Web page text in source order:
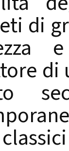
di
di